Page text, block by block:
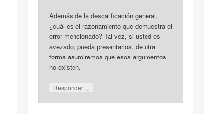
Además de la descalificación general,
¿cuál es el razonamiento que demuestra el
error mencionado? Tal vez, si usted es
avezado, pueda presentarlos, de otra
forma asumiremos que esos argumentos
no existen.
Responder ↓